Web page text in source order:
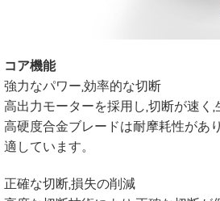
コア機能
強力なパワー,効率的な切断
高出力モーターを採用し,切断が速く,
高硬度合金ブレードは耐摩耗性があ
適しています。
正確な切断,損失の削減